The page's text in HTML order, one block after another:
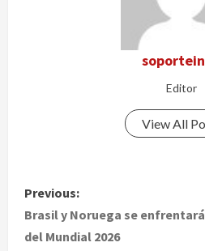
Editor
View All
P
o
Previous:
Brasil y Noruega se
del Mundial 2026